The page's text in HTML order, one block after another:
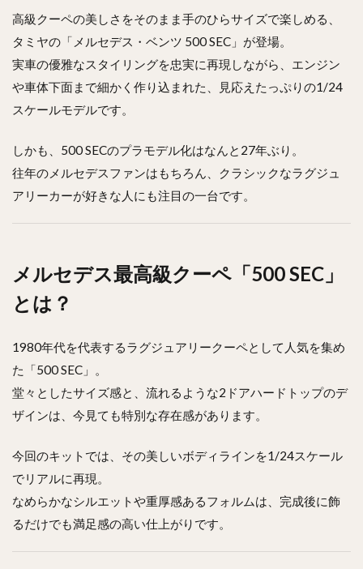
高級クーペの美しさをそのまま手のひらサイズで楽しめる、
タミヤの「メルセデス・ベンツ 500 SEC」が登場。
実車の優雅なスタイリングを忠実に再現しながら、エンジン
や車体下面まで細かく作り込まれた、見応えたっぷりの1/24
スケールモデルです。
しかも、500 SECのプラモデル化はなんと27年ぶり。
往年のメルセデスファンはもちろん、クラシックなラグジュ
アリーカーが好きな人にも注目の一台です。
メルセデス最高級クーペ「500 SEC」
とは？
1980年代を代表するラグジュアリークーペとして人気を集め
た「500 SEC」。
堂々としたサイズ感と、流れるような2ドアハードトップのデ
ザインは、今見ても特別な存在感があります。
今回のキットでは、その美しいボディラインを1/24スケール
でリアルに再現。
なめらかなシルエットや重厚感あるフォルムは、完成後に飾
るだけでも満足感の高い仕上がりです。